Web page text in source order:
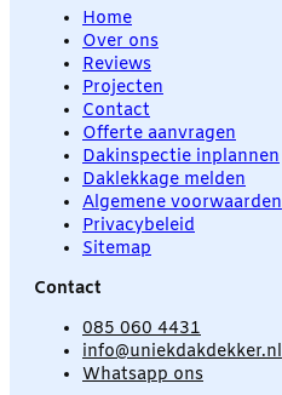
Home
Over ons
Reviews
Projecten
Contact
Offerte aanvragen
Dakinspectie inplannen
Daklekkage melden
Algemene voorwaarden
Privacybeleid
Sitemap
Contact
085 060 4431
info@uniekdakdekker.nl
Whatsapp ons